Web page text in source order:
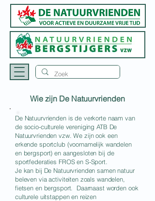
Wie zijn De Natuurvrienden
De Natuurvrienden is de verkorte naam van
de socio-culturele vereniging ATB De
Natuurvrienden vzw. We zijn ook een
erkende sportclub (voornamelijk wandelen
en bergsport) en aangesloten bij de
sportfederaties FROS en S-Sport.
Je kan bij De Natuurvrienden samen natuur
beleven via activiteiten zoals wandelen,
fietsen en bergsport. Daarnaast worden ook
culturele uitstappen en reizen